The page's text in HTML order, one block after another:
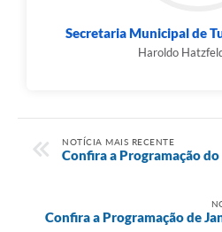
Secretaria Municipal de
Haroldo
NOTÍCIA MAIS RECENTE
Confira a Programação
Confira a Programação de